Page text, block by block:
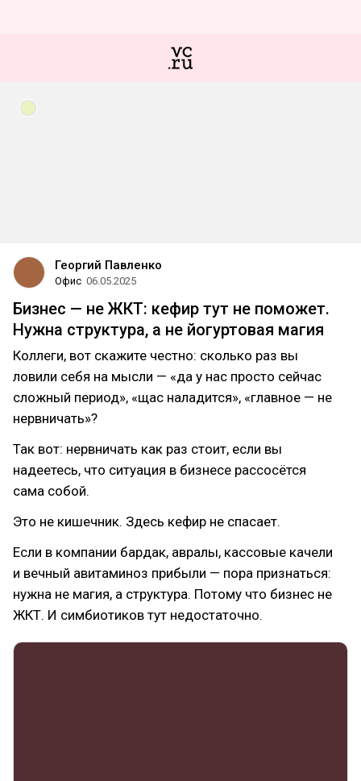
Георгий Павленко
Офис 06.05.2025
Бизнес — не ЖКТ: кефир тут не поможет.
Нужна структура, а не йогуртовая магия
Коллеги, вот скажите честно: сколько раз вы
ловили себя на мысли — «да у нас просто сейчас
сложный период», «щас наладится», «главное — не
нервничать»?
Так вот: нервничать как раз стоит, если вы
надеетесь, что ситуация в бизнесе рассосётся
сама собой.
Это не кишечник. Здесь кефир не спасает.
Если в компании бардак, авралы, кассовые качели
и вечный авитаминоз прибыли — пора признаться:
нужна не магия, а структура. Потому что бизнес не
ЖКТ. И симбиотиков тут недостаточно.